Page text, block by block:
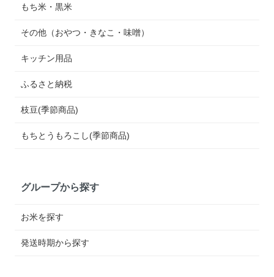
もち米・黒米
その他（おやつ・きなこ・味噌）
キッチン用品
ふるさと納税
枝豆(季節商品)
もちとうもろこし(季節商品)
グループから探す
お米を探す
発送時期から探す